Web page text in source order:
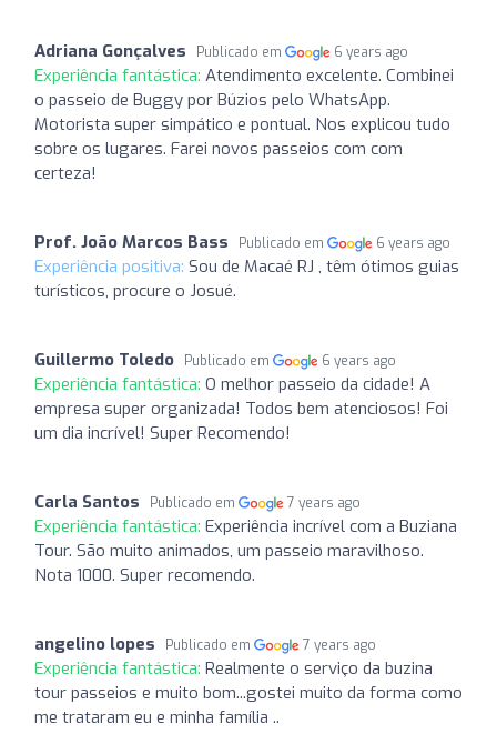
Adriana Gonçalves Publicado em 6 years ago
Experiência fantástica: Atendimento excelente. Combinei
o passeio de Buggy por Búzios pelo WhatsApp.
Motorista super simpático e pontual. Nos explicou tudo
sobre os lugares. Farei novos passeios com com
certeza!
Prof. João Marcos Bass Publicado em 6 years ago
Experiência positiva: Sou de Macaé RJ , têm ótimos guias
turísticos, procure o Josué.
Guillermo Toledo Publicado em 6 years ago
Experiência fantástica: O melhor passeio da cidade! A
empresa super organizada! Todos bem atenciosos! Foi
um dia incrível! Super Recomendo!
Carla Santos Publicado em 7 years ago
Experiência fantástica: Experiência incrível com a Buziana
Tour. São muito animados, um passeio maravilhoso.
Nota 1000. Super recomendo.
angelino lopes Publicado em 7 years ago
Experiência fantástica: Realmente o serviço da buzina
tour passeios e muito bom...gostei muito da forma como
me trataram eu e minha família ..